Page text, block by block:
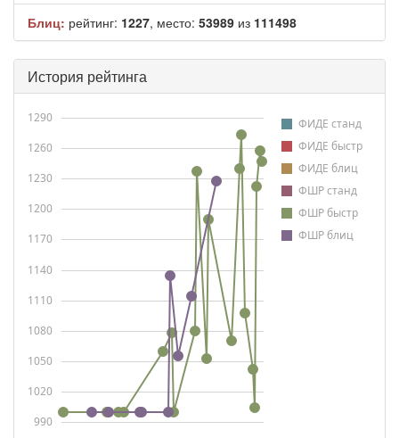
Блиц: рейтинг: 1227, место: 53989 из 111498
История рейтинга
ФИДЕ станд
ФИДЕ быстр
ФИДЕ блиц
ФШР станд
ФШР быстр
ФШР блиц
990
1020
1050
1080
1110
1140
1170
1200
1230
1260
1290